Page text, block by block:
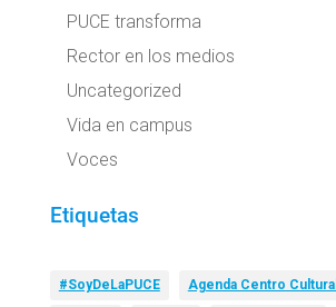
PUCE transforma
Rector en los medios
Uncategorized
Vida en campus
Voces
Etiquetas
#SoyDeLaPUCE Agenda Centro Cultural